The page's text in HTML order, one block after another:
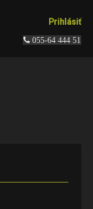
Prihlásiť
055-64 444 51